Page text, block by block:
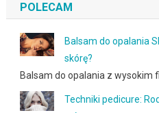
POLECAM
Balsam do opalania
skórę?
Balsam do opalania z wysokim
Techniki pedicure: